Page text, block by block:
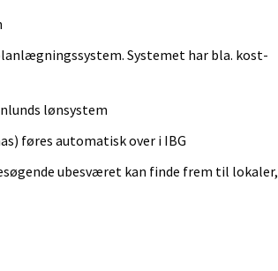
Systemet har bla. kost-
lønsystem
føres automatisk over i IBG
ubesværet kan finde frem til lokaler,